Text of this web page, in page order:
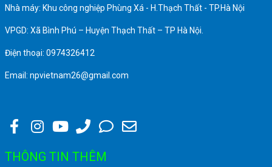
Nhà máy: Khu công nghiệp Phùng Xá - H.Thạch Thất - TP.Hà Nội
VPGD: Xã Bình Phú – Huyện Thạch Thất – TP Hà Nội.
Điện thoại: 0974326412
Email: npvietnam26@gmail.com
THÔNG TIN THÊM